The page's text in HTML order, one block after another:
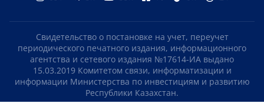
Свидетельство о постановке на учет, переучет
периодического печатного издания, информационного
агентства и сетевого издания №17614-ИА выдано
15.03.2019 Комитетом связи, информатизации и
информации Министерства по инвестициям и развитию
Республики Казахстан.